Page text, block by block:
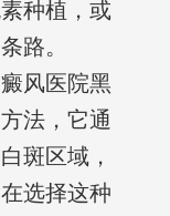
种植，或
路。
风医院黑
法，它通
斑区域，
选择这种